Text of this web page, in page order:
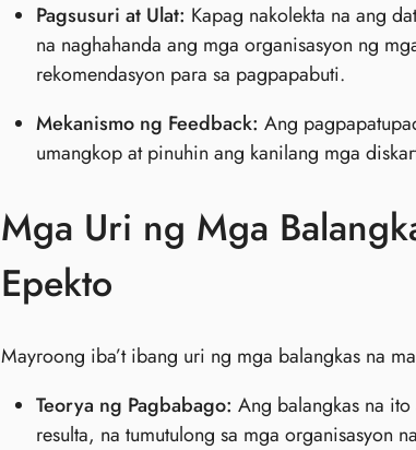
Pagsusuri at Ulat: Kapag nakolekta na ang
na naghahanda ang mga organisasyon ng
rekomendasyon para sa pagpapabuti.
Mekanismo ng Feedback: Ang
umangkop at pinuhin ang kanilang mga
Mga Uri ng Mga
Epekto
Mayroong iba’t ibang uri ng mga balangkas na
Teorya ng Pagbabago: Ang balangkas na
resulta, na tumutulong sa mga organisasyon